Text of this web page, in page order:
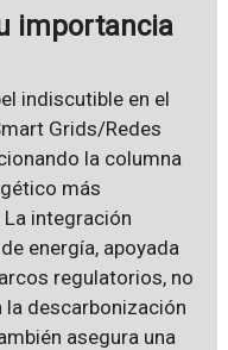
importancia
indiscutible en el
Grids/Redes
la columna
más
integración
energía, apoyada
regulatorios, no
descarbonización
asegura una